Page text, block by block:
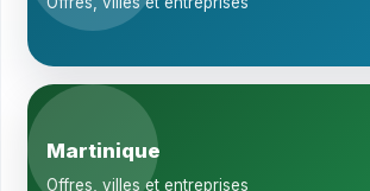
Martinique
Offres, villes et entreprises